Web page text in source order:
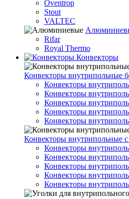
Oventrop
Stout
VALTEC
Rifar
Royal Thermo
Конвекторы
Конвекторы внутрипольные
Конвекторы
Конвекторы
Конвекторы
Конвекторы
Конвекторы
Конвекторы внутрипольные
Конвекторы
Конвекторы
Конвекторы
Конвекторы
Конвекторы